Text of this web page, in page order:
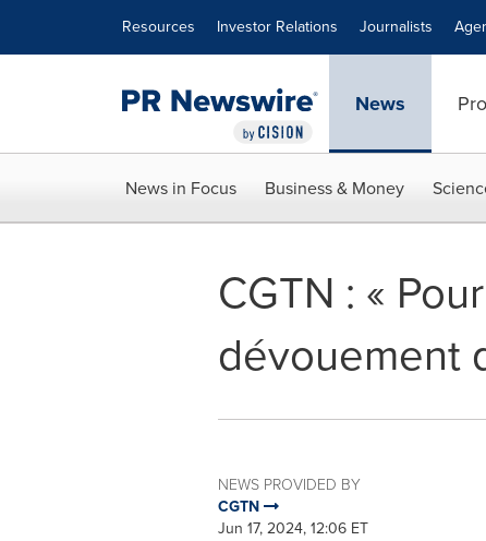
Resources Investor Relations Journalists
News
News in Focus Business & Money
CGTN : «
dévouement
NEWS PROVIDED BY
CGTN
Jun 17, 2024, 12:06 ET